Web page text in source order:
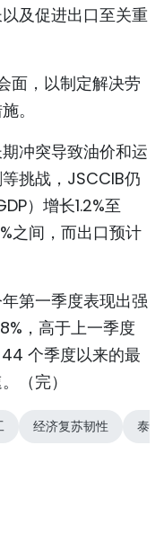
及促进出口至关重
面，以制定解决劳
。
冲突导致油价和运
挑战，JSCCIB仍
）增长1.2%至
之间，而出口预计
第一季度表现出强
，高于上一季度
个季度以来的最
（完）
经济复苏韧性 泰